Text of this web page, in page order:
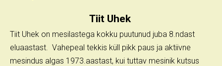
Tiit Uhek
Tiit Uhek on mesilastega kokku puutunud juba 8.ndast
eluaastast. Vahepeal tekkis küll pikk paus ja aktiivne
mesindus algas 1973.aastast, kui tuttav mesinik kutsus